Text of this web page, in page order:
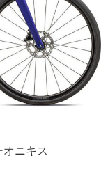
オニキス